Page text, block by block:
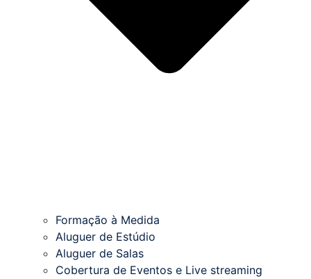
Formação à Medida
Aluguer de Estúdio
Aluguer de Salas
Cobertura de Eventos e Live streaming